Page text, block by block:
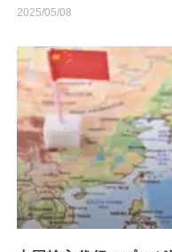
2025/05/08